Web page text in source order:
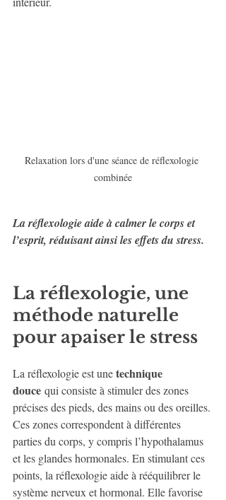
Relaxation lors d'une séance de réflexologie
combinée
La réflexologie aide à calmer le corps et
l’esprit, réduisant ainsi les effets du stress.
La réflexologie, une
méthode naturelle
pour apaiser le stress
La réflexologie est une technique
douce qui consiste à stimuler des zones
précises des pieds, des mains ou des oreilles.
Ces zones correspondent à différentes
parties du corps, y compris l’hypothalamus
et les glandes hormonales. En stimulant ces
points, la réflexologie aide à rééquilibrer le
système nerveux et hormonal. Elle favorise